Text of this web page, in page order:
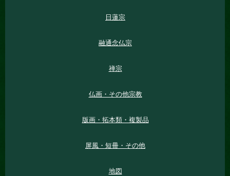
日蓮宗
融通念仏宗
禅宗
仏画・その他宗教
版画・拓本類・複製品
屏風・短冊・その他
地図